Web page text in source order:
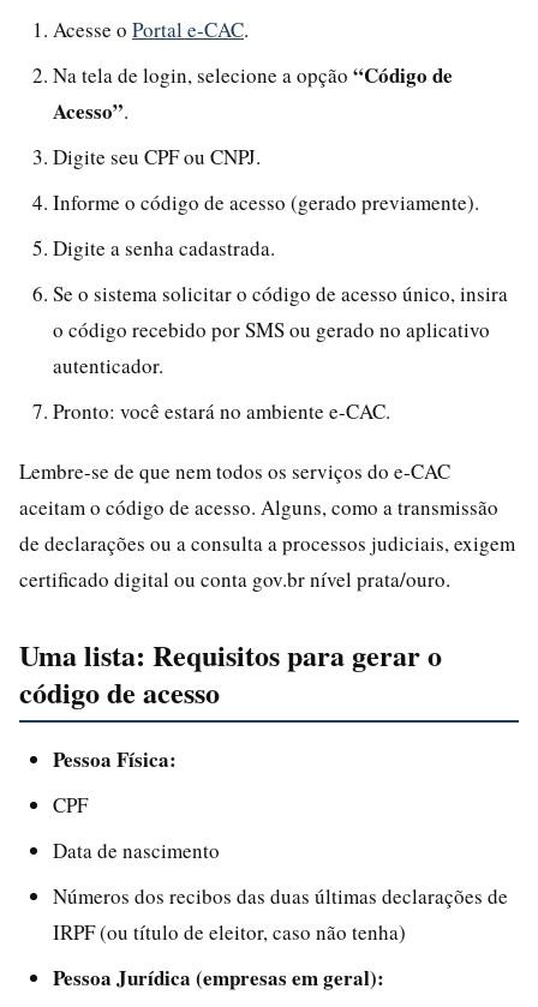
Acesse o Portal e-CAC.
Na tela de login, selecione a opção “Código de
Acesso”.
Digite seu CPF ou CNPJ.
Informe o código de acesso (gerado previamente).
Digite a senha cadastrada.
Se o sistema solicitar o código de acesso único, insira
o código recebido por SMS ou gerado no aplicativo
autenticador.
Pronto: você estará no ambiente e-CAC.
Lembre-se de que nem todos os serviços do e-CAC
aceitam o código de acesso. Alguns, como a transmissão
de declarações ou a consulta a processos judiciais, exigem
certificado digital ou conta gov.br nível prata/ouro.
Uma lista: Requisitos para gerar o
código de acesso
Pessoa Física:
CPF
Data de nascimento
Números dos recibos das duas últimas declarações de
IRPF (ou título de eleitor, caso não tenha)
Pessoa Jurídica (empresas em geral):